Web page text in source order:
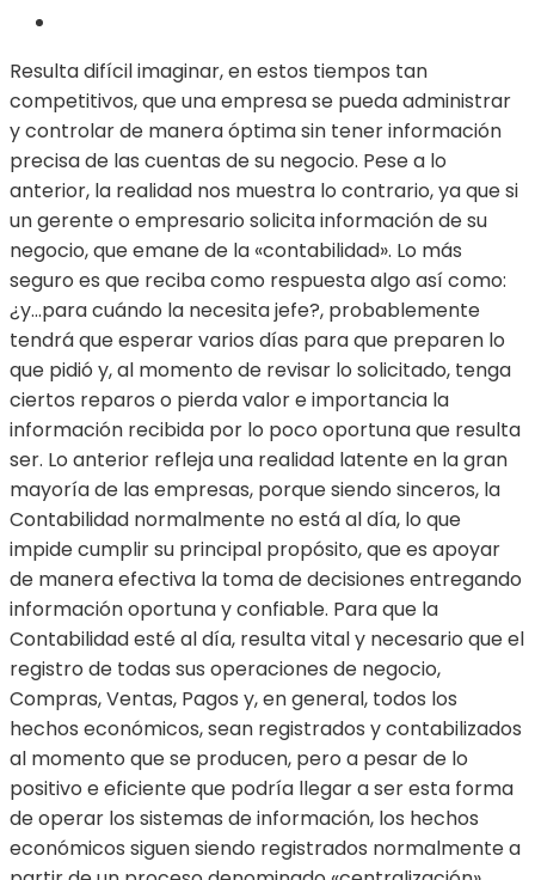
Resulta difícil imaginar, en estos tiempos tan
competitivos, que una empresa se pueda administrar
y controlar de manera óptima sin tener información
precisa de las cuentas de su negocio. Pese a lo
anterior, la realidad nos muestra lo contrario, ya que si
un gerente o empresario solicita información de su
negocio, que emane de la «contabilidad». Lo más
seguro es que reciba como respuesta algo así como:
¿y…para cuándo la necesita jefe?, probablemente
tendrá que esperar varios días para que preparen lo
que pidió y, al momento de revisar lo solicitado, tenga
ciertos reparos o pierda valor e importancia la
información recibida por lo poco oportuna que resulta
ser. Lo anterior refleja una realidad latente en la gran
mayoría de las empresas, porque siendo sinceros, la
Contabilidad normalmente no está al día, lo que
impide cumplir su principal propósito, que es apoyar
de manera efectiva la toma de decisiones entregando
información oportuna y confiable. Para que la
Contabilidad esté al día, resulta vital y necesario que el
registro de todas sus operaciones de negocio,
Compras, Ventas, Pagos y, en general, todos los
hechos económicos, sean registrados y contabilizados
al momento que se producen, pero a pesar de lo
positivo e eficiente que podría llegar a ser esta forma
de operar los sistemas de información, los hechos
económicos siguen siendo registrados normalmente a